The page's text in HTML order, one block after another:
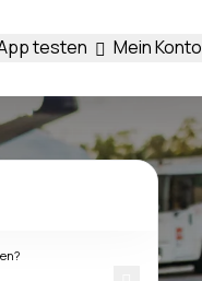
testen Mein Konto